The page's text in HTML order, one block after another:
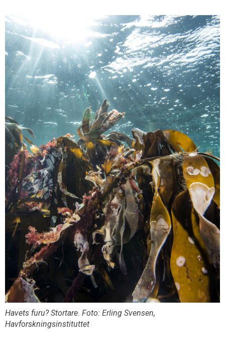
Havets furu? Stortare. Foto: Erling Svensen,
Havforskningsinstituttet